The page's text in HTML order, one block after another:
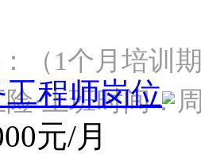
（1个月培训
险·上班时间
程师岗位
元/月